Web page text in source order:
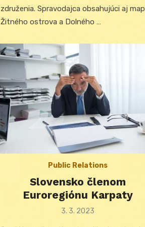
združenia. Spravodajca obsahujúci aj
Žitného ostrova a Dolného …
Public Relations
Slovensko členom
Euroregiónu Karpaty
Posted
3. 3. 2023